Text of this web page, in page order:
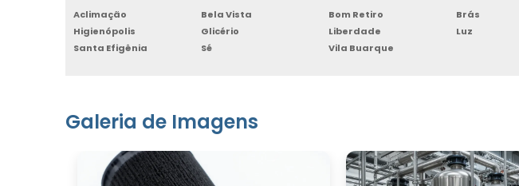
Aclimação Bela Vista Bom Retiro Brás
Higienópolis
Glicério Liberdade Luz
Santa Efigênia
Sé Vila Buarque
Galeria de Imagens